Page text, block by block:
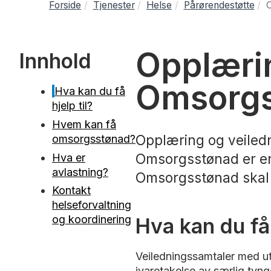
Forside Tjenester Helse Pårørendestøtte
Innhold
Hva kan du få
hjelp til?
Hvem kan få
omsorgsstønad?
Hva er
avlastning?
Kontakt
helseforvaltning
og koordinering
Opplæring og
Omsorgsstønad er
Omsorgsstønad
Hva kan du
Veiledningssamtaler med